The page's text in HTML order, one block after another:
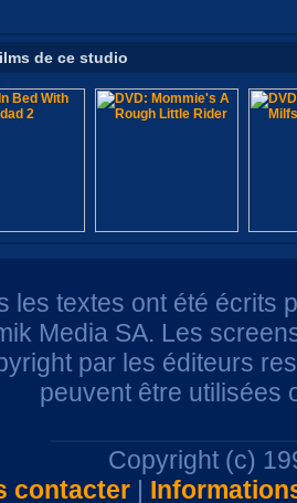
de ce studio
les textes ont été écrits
Media SA. Les
par les éditeurs
peuvent être utilisées
Copyright (c)
contacter|